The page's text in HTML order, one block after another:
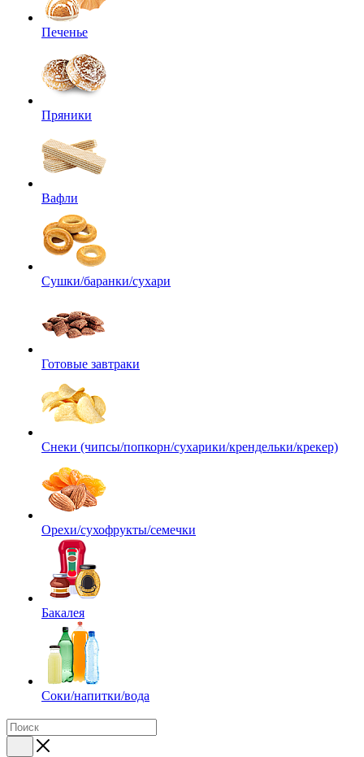
Печенье
Пряники
Вафли
Сушки/баранки/сухари
Готовые завтраки
Снеки (чипсы/попкорн/сухарики/крендельки/крекер)
Орехи/сухофрукты/семечки
Бакалея
Соки/напитки/вода